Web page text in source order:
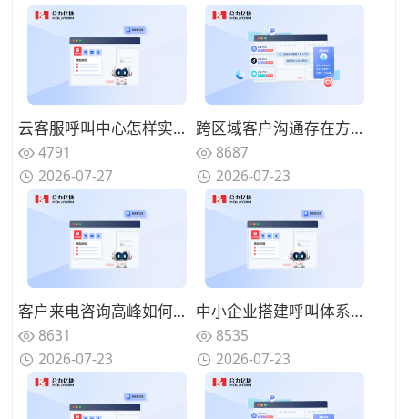
云客服呼叫中心怎样实现夜间无人值守服务？智能语音机器人承接基础问询
4791
2026-07-27
跨区域客户沟通存在方言障碍，具备方言识别的AI语音机器人怎么选择？
8687
2026-07-23
客户来电咨询高峰如何分流疏导，AI语音机器人可以承接哪些咨询业务？
8631
2026-07-23
中小企业搭建呼叫体系怎样控制投入？轻量化AI语音机器人该如何部署？
8535
2026-07-23